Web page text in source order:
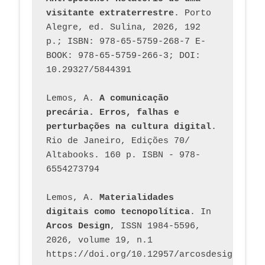
visitante extraterrestre. Porto
Alegre, ed. Sulina, 2026, 192
p.; ISBN: 978-65-5759-268-7 E-
BOOK: 978-65-5759-266-3; DOI:
10.29327/5844391
Lemos, A. A comunicação
precária. Erros, falhas e
perturbações na cultura digital.
Rio de Janeiro, Edições 70/
Altabooks. 160 p. ISBN - 978-
6554273794
Lemos, A. Materialidades
digitais como tecnopolítica
Arcos Design, ISSN 1984-5596,
2026, volume 19, n.1
https://doi.org/10.12957/